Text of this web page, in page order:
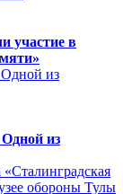
участие в
из